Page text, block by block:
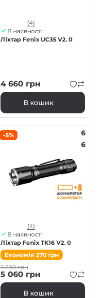
(4)
В наявності
Ліхтар Fenix UC35 V2. 0
4 660 грн
В кошик
-5%
6
6
(4)
В наявності
Ліхтар Fenix TK16 V2. 0
Економія 270 грн
5 330грн
5 060 грн
В кошик